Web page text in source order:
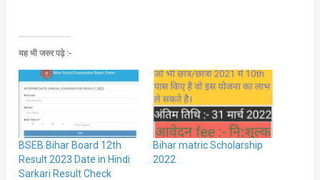
यह भी जरुर पढ़े :-
BSEB Bihar Board 12th
Result 2023 Date in Hindi
Sarkari Result Check
Bihar matric Scholarship
2022